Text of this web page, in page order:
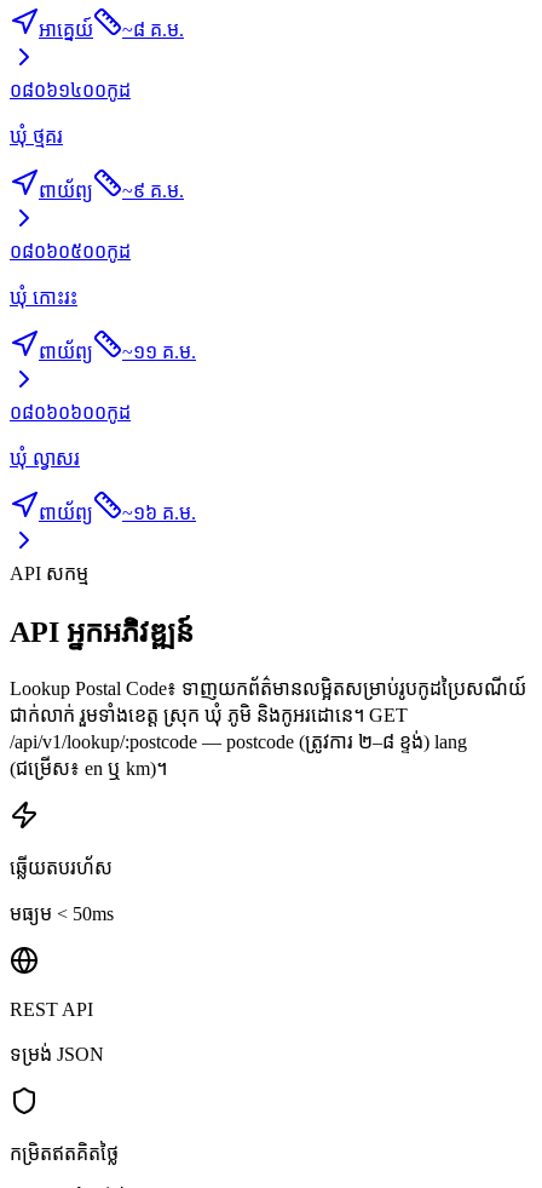
អាគ្នេយ៍ ~៨ គ.ម.
០៨០៦១៤០០កូដ
ឃុំ ថ្មគរ
ពាយ័ព្យ ~៩ គ.ម.
០៨០៦០៥០០កូដ
ឃុំ កោះរះ
ពាយ័ព្យ ~១១ គ.ម.
០៨០៦០៦០០កូដ
ឃុំ ល្វាសរ
ពាយ័ព្យ ~១៦ គ.ម.
API សកម្ម
API អ្នកអភិវឌ្ឍន៍
Lookup Postal Code៖ ទាញយកព័ត៌មានលម្អិតសម្រាប់រូបកូដប្រៃសណីយ៍
ជាក់លាក់ រួមទាំងខេត្ត ស្រុក ឃុំ ភូមិ និងកូអរដោនេ។ GET
/api/v1/lookup/:postcode — postcode (ត្រូវការ ២–៨ ខ្ទង់) lang
(ជម្រើស៖ en ឬ km)។
ឆ្លើយតបរហ័ស
មធ្យម < 50ms
REST API
ទម្រង់ JSON
កម្រិតឥតគិតថ្លៃ